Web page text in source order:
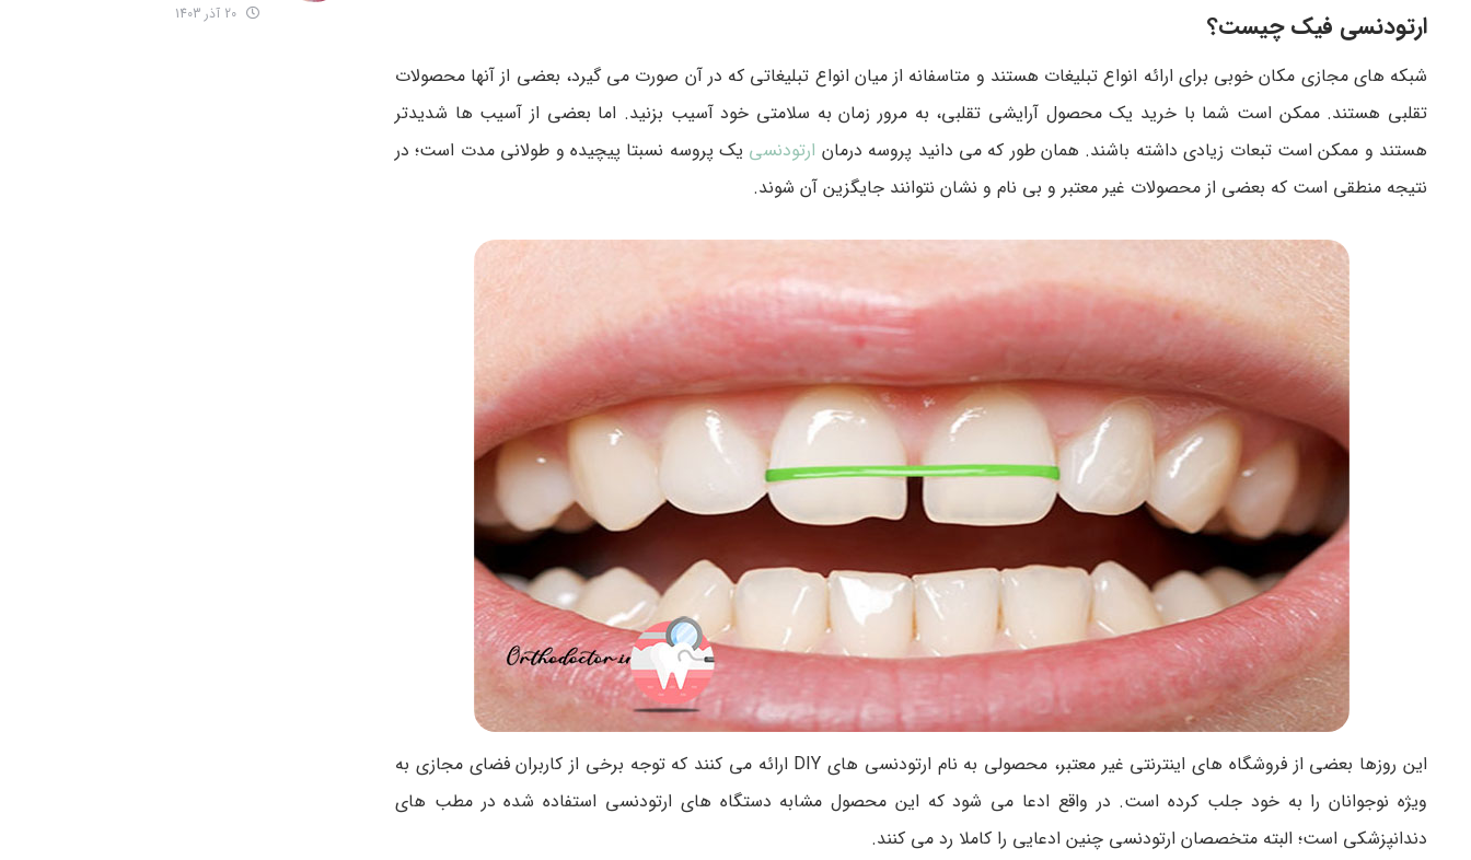
ارتودنسی فیک چیست؟
شبکه های مجازی مکان خوبی برای ارائه انواع تبلیغات هستند و متاسفانه از میان انواع تبلیغاتی که در آن صورت می گیرد، بعضی از آنها محصولات
تقلبی هستند. ممکن است شما با خرید یک محصول آرایشی تقلبی، به مرور زمان به سلامتی خود آسیب بزنید. اما بعضی از آسیب ها شدیدتر
هستند و ممکن است تبعات زیادی داشته باشند. همان طور که می دانید پروسه درمان ارتودنسی یک پروسه نسبتا پیچیده و طولانی مدت است؛ در
نتیجه منطقی است که بعضی از محصولات غیر معتبر و بی نام و نشان نتوانند جایگزین آن شوند.
این روزها بعضی از فروشگاه های اینترنتی غیر معتبر، محصولی به نام ارتودنسی های DIY ارائه می کنند که توجه برخی از کاربران فضای مجازی به
ویژه نوجوانان را به خود جلب کرده است. در واقع ادعا می شود که این محصول مشابه دستگاه های ارتودنسی استفاده شده در مطب های
دندانپزشکی است؛ البته متخصصان ارتودنسی چنین ادعایی را کاملا رد می کنند.